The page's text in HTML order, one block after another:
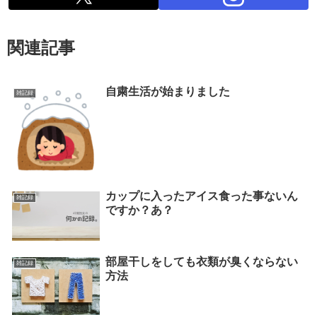
関連記事
雑記録 自粛生活が始まりました
雑記録
カップに入ったアイス食った事ないん
ですか？あ？
雑記録
部屋干しをしても衣類が臭くならない
方法